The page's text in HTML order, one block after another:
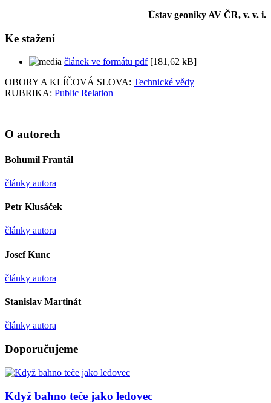
Ústav geoniky AV ČR, v. v. i.
Ke stažení
článek ve formátu pdf[181,62 kB]
OBORY A KLÍČOVÁ SLOVA: Technické vědy
RUBRIKA: Public Relation
O autorech
Bohumil Frantál
články autora
Petr Klusáček
články autora
Josef Kunc
články autora
Stanislav Martinát
články autora
Doporučujeme
Když bahno teče jako ledovec